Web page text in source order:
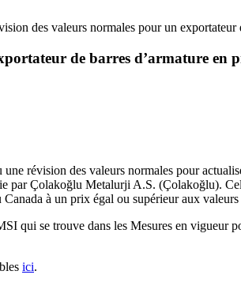
des valeurs normales pour un exportateur
de barres d’armature en
révision des valeurs normales pour
par Çolakoğlu Metalurji A.S. (Çolakoğlu).
à un prix égal ou supérieur aux
qui se trouve dans les Mesures en vigueur
ici.